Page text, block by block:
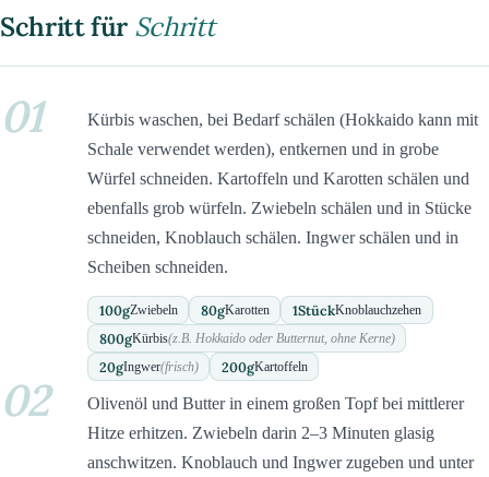
Schritt für Schritt
01
Kürbis waschen, bei Bedarf schälen (Hokkaido kann mit
Schale verwendet werden), entkernen und in grobe
Würfel schneiden. Kartoffeln und Karotten schälen und
ebenfalls grob würfeln. Zwiebeln schälen und in Stücke
schneiden, Knoblauch schälen. Ingwer schälen und in
Scheiben schneiden.
100gZwiebeln 80gKarotten 1StückKnoblauchzehen
800gKürbis(z.B. Hokkaido oder Butternut, ohne Kerne)
20gIngwer(frisch) 200gKartoffeln
02
Olivenöl und Butter in einem großen Topf bei mittlerer
Hitze erhitzen. Zwiebeln darin 2–3 Minuten glasig
anschwitzen. Knoblauch und Ingwer zugeben und unter